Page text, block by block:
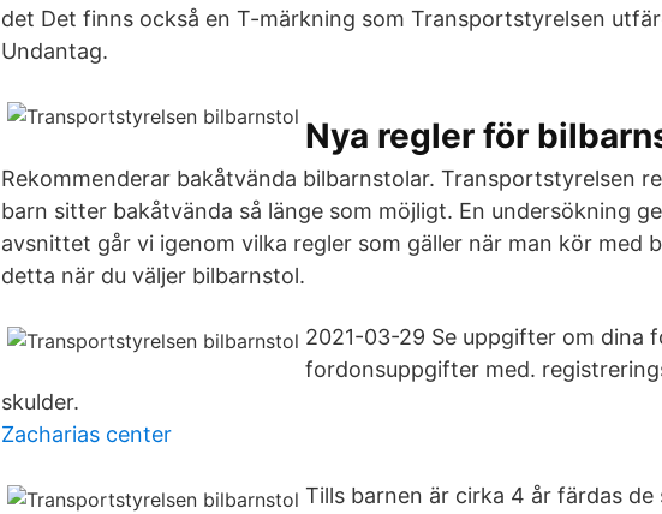
det Det finns också en T-märkning som Transportstyrelsen
Undantag.
Nya regler för
Rekommenderar bakåtvända bilbarnstolar. Transportstyrelsen
barn sitter bakåtvända så länge som möjligt. En undersökning
avsnittet går vi igenom vilka regler som gäller när man kör med
detta när du väljer bilbarnstol.
2021-03-29 Se uppgifter om dina
fordonsuppgifter med.
skulder.
Zacharias center
Tills barnen är cirka 4 år färdas de